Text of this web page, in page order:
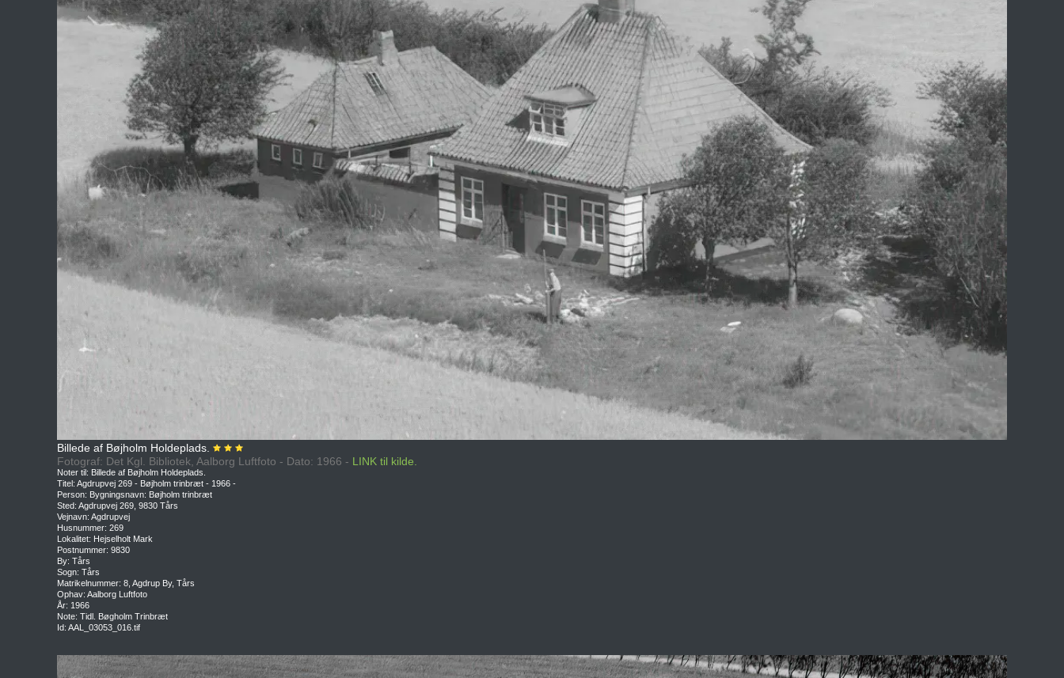
Billede af Bøjholm Holdeplads.
Fotograf: Det Kgl. Bibliotek, Aalborg Luftfoto - Dato: 1966 - LINK til kilde.
Noter til: Billede af Bøjholm Holdeplads.
Titel: Agdrupvej 269 - Bøjholm trinbræt - 1966 -
Person: Bygningsnavn: Bøjholm trinbræt
Sted: Agdrupvej 269, 9830 Tårs
Vejnavn: Agdrupvej
Husnummer: 269
Lokalitet: Hejselholt Mark
Postnummer: 9830
By: Tårs
Sogn: Tårs
Matrikelnummer: 8, Agdrup By, Tårs
Ophav: Aalborg Luftfoto
År: 1966
Note: Tidl. Bøgholm Trinbræt
Id: AAL_03053_016.tif